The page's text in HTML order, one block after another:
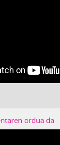
ordua da